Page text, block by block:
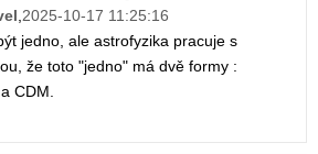
2025-10-17 11:25:16
jedno, ale astrofyzika pracuje s
že toto "jedno" má dvě formy :
CDM.